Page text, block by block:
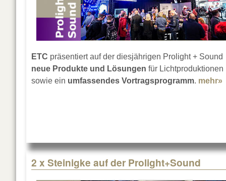
ETC präsentiert auf der diesjährigen Prolight + Sound
neue Produkte und Lösungen für Lichtproduktionen
sowie ein umfassendes Vortragsprogramm. mehr»
2 x Steinigke auf der Prolight+Sound